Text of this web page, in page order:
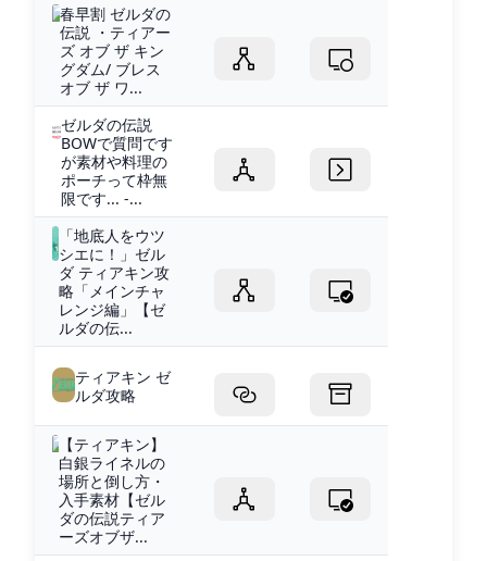
春早割 ゼルダの
伝説 ・ティアー
ズ オブ ザ キン
グダム/ ブレス
オブ ザ ワ...
ゼルダの伝説
BOWで質問です
が素材や料理の
ポーチって枠無
限です... -...
「地底人をウツ
シエに！」ゼル
ダ ティアキン攻
略「メインチャ
レンジ編」【ゼ
ルダの伝...
ティアキン ゼ
ルダ攻略
【ティアキン】
白銀ライネルの
場所と倒し方・
入手素材【ゼル
ダの伝説ティア
ーズオブザ...